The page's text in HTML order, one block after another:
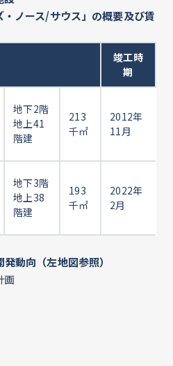
・ノース/サウス」の概要及び賃
竣工時
期
地下2階
地上41
階建
213
千㎡
2012年
11月
地下3階
地上38
階建
193
千㎡
2022年
2月
動向（左地図参照）
画